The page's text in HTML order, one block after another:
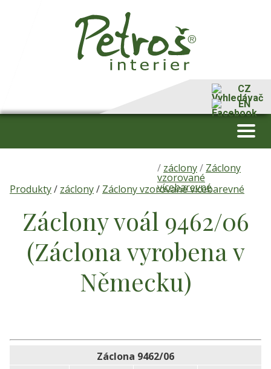
CZ
EN
Produkty/ záclony/ Záclony vzorované vícebarevné
/ záclony/ Záclony
vzorované
vícebarevné
Záclony voál 9462/06
(Záclona vyrobena v
Německu)
Záclona 9462/06